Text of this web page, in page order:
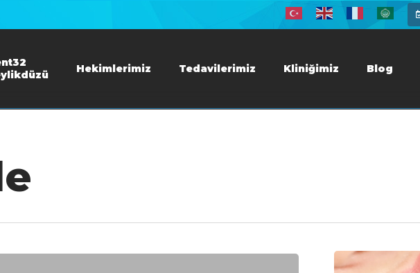
Hekimlerimiz Tedavilerimiz Kliniğimiz Blog